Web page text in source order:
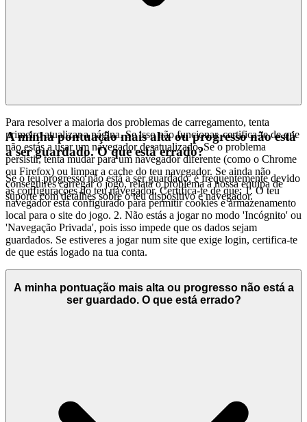
Para resolver a maioria dos problemas de carregamento, tenta
primeiro atualizar a página. Se isso não funcionar, certifica-te de que
não estás a usar um navegador desatualizado. Se o problema
persistir, tenta mudar para um navegador diferente (como o Chrome
ou Firefox) ou limpar a cache do teu navegador. Se ainda não
conseguires carregar o jogo, relata o problema à nossa equipa de
suporte com detalhes sobre o teu dispositivo e navegador.
A minha pontuação mais alta ou progresso não está
a ser guardado. O que está errado?
Se o teu progresso não está a ser guardado, é frequentemente devido
às configurações do teu navegador. Certifica-te de que: 1. O teu
navegador está configurado para permitir cookies e armazenamento
local para o site do jogo. 2. Não estás a jogar no modo 'Incógnito' ou
'Navegação Privada', pois isso impede que os dados sejam
guardados. Se estiveres a jogar num site que exige login, certifica-te
de que estás logado na tua conta.
A minha pontuação mais alta ou progresso não está a
ser guardado. O que está errado?